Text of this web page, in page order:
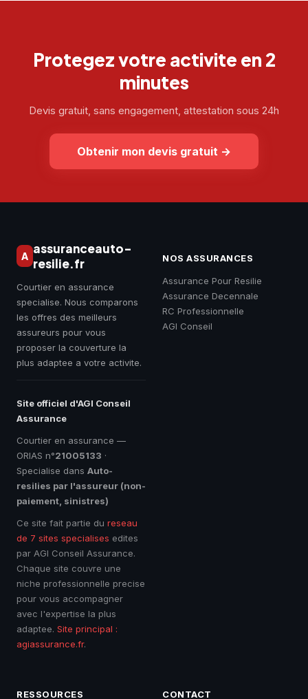
Protegez votre activite en 2
minutes
Devis gratuit, sans engagement, attestation sous 24h
Obtenir mon devis gratuit →
A assuranceauto-
resilie.fr
Courtier en assurance
specialise. Nous comparons
les offres des meilleurs
assureurs pour vous
proposer la couverture la
plus adaptee a votre activite.
Site officiel d'AGI Conseil
Assurance
Courtier en assurance —
ORIAS n°21005133 ·
Specialise dans Auto-
resilies par l'assureur (non-
paiement, sinistres)
Ce site fait partie du reseau
de 7 sites specialises edites
par AGI Conseil Assurance.
Chaque site couvre une
niche professionnelle precise
pour vous accompagner
avec l'expertise la plus
adaptee. Site principal :
agiassurance.fr.
NOS ASSURANCES
Assurance Pour Resilie
Assurance Decennale
RC Professionnelle
AGI Conseil
RESSOURCES CONTACT